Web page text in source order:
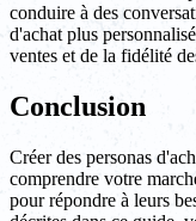
conduire à des
d'achat plus
ventes et de la fidélité
Conclusion
Créer des personas
comprendre votre
pour répondre à leurs